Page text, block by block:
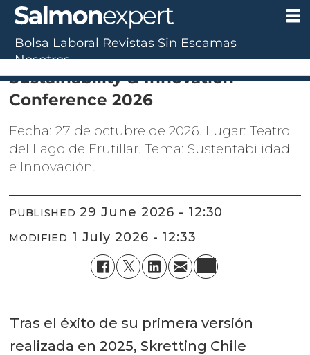
Calendario de Eventos
Sustainability & Innovation
Conference 2026
Fecha: 27 de octubre de 2026. Lugar: Teatro
del Lago de Frutillar. Tema: Sustentabilidad
e Innovación.
PUBLISHED 29 June 2026 - 12:30
MODIFIED 1 July 2026 - 12:33
Tras el éxito de su primera versión
realizada en 2025, Skretting Chile
Bolsa Laboral Revistas Sin Escamas
Nosotros